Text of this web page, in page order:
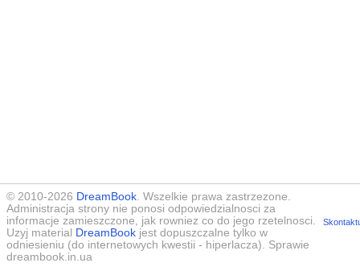
© 2010-2026 DreamBook. Wszelkie prawa zastrzezone.
Administracja strony nie ponosi odpowiedzialnosci za
informacje zamieszczone, jak rowniez co do jego rzetelnosci.
Uzyj material DreamBook jest dopuszczalne tylko w
odniesieniu (do internetowych kwestii - hiperlacza). Sprawie
dreambook.in.ua